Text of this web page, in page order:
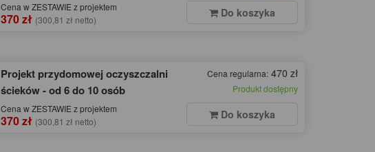
Cena w ZESTAWIE z projektem
370 zł (300,81 zł netto)
Do koszyka
Projekt przydomowej oczyszczalni
ścieków - od 6 do 10 osób
Cena w ZESTAWIE z projektem
370 zł (300,81 zł netto)
Cena regularna: 470 zł
Produkt dostępny
Do koszyka